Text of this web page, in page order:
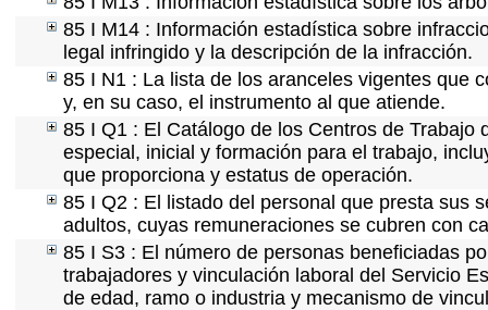
85 I M14 : Información estadística sobre
legal infringido y la descripción de la infracción.
85 I N1 : La lista de los aranceles vigentes que
y, en su caso, el instrumento al que atiende.
85 I Q1 : El Catálogo de los Centros de
especial, inicial y formación para el trabajo,
que proporciona y estatus de operación.
85 I Q2 : El listado del personal que presta sus
adultos, cuyas remuneraciones se cubren con
85 I S3 : El número de personas beneficiadas
trabajadores y vinculación laboral del Servicio
de edad, ramo o industria y mecanismo de